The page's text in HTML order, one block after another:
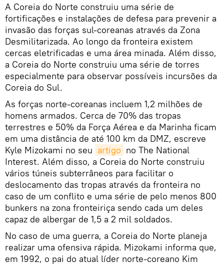
A Coreia do Norte construiu uma série de
fortificações e instalações de defesa para prevenir a
invasão das forças sul-coreanas através da Zona
Desmilitarizada. Ao longo da fronteira existem
cercas eletrificadas e uma área minada. Além disso,
a Coreia do Norte construiu uma série de torres
especialmente para observar possíveis incursões da
Coreia do Sul.
As forças norte-coreanas incluem 1,2 milhões de
homens armados. Cerca de 70% das tropas
terrestres e 50% da Força Aérea e da Marinha ficam
em uma distância de até 100 km da DMZ, escreve
Kyle Mizokami no seu artigo no The National
Interest. Além disso, a Coreia do Norte construiu
vários túneis subterrâneos para facilitar o
deslocamento das tropas através da fronteira no
caso de um conflito e uma série de pelo menos 800
bunkers na zona fronteiriça sendo cada um deles
capaz de albergar de 1,5 a 2 mil soldados.
No caso de uma guerra, a Coreia do Norte planeja
realizar uma ofensiva rápida. Mizokami informa que,
em 1992, o pai do atual líder norte-coreano Kim